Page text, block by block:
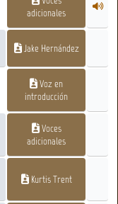
adicionales
Jake Hernández
Voz en
introducción
Voces
adicionales
Kurtis Trent